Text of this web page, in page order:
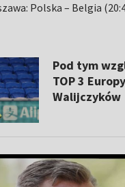
Polska – Belgia
Pod tym
TOP 3
Walijczyków